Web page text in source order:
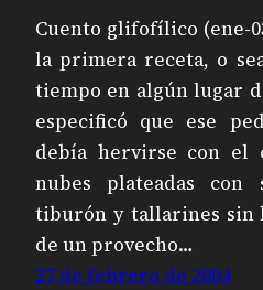
Cuento glifofílico (ene-
la primera receta, o
tiempo en algún lugar
especificó que ese
debía hervirse con el
nubes plateadas con
tiburón y tallarines sin
de un provecho…
27 de febrero de 2004